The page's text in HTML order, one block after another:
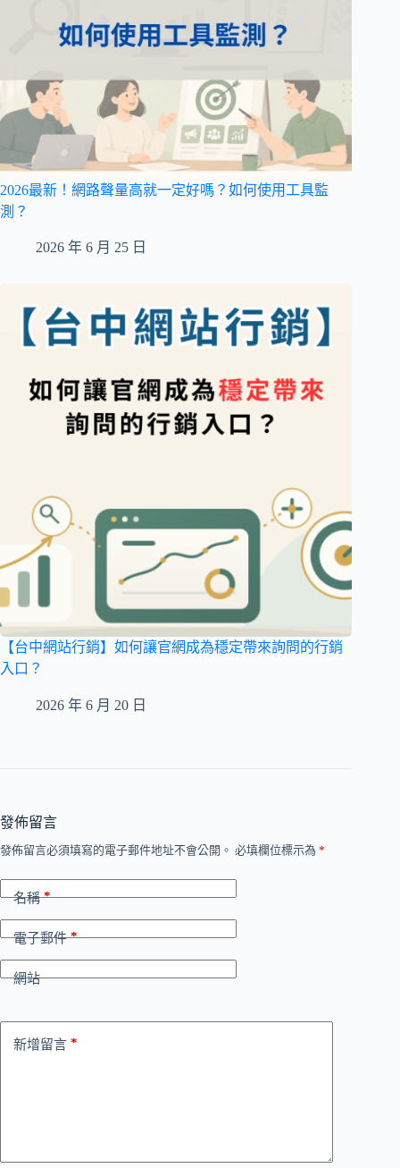
2026最新！網路聲量高就一定好嗎？如何使用工具監
測？
2026 年 6 月 25 日
【台中網站行銷】如何讓官網成為穩定帶來詢問的行銷
入口？
2026 年 6 月 20 日
發佈留言
發佈留言必須填寫的電子郵件地址不會公開。 必填欄位標示為 *
名稱*
電子郵件*
網站
新增留言 *